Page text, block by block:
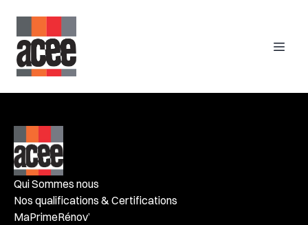
Qui Sommes nous
Nos qualifications & Certifications
MaPrimeRénov’